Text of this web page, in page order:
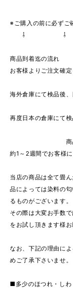
※ご購入の前に必ずご
⇩
商品到着迄の流れ
お客様よりご注文確
海外倉庫にて検品後
↓（3~5日
再度日本の倉庫にて
商品到
約1～2週間でお客様
当店の商品は全て畳
品によっては染料の
るものがございます。
その際は大変お手数
をお試し頂きます様お
なお、下記の理由に
めご了承下さいませ。
■多少のほつれ・しわ